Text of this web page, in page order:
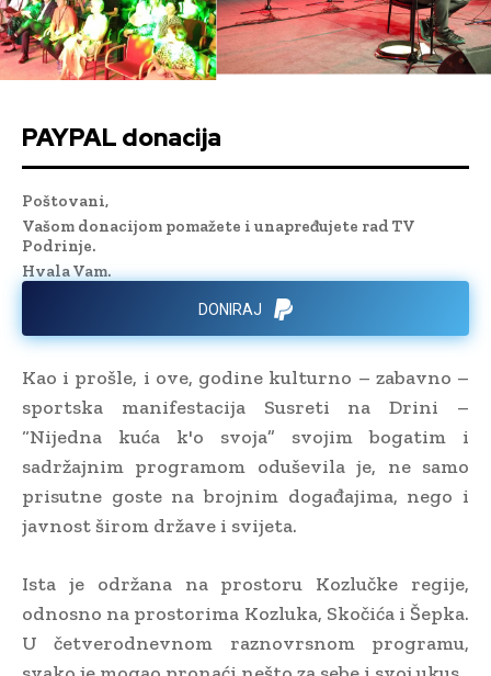
PAYPAL donacija
Poštovani,
Vašom donacijom pomažete i unapređujete rad TV
Podrinje.
Hvala Vam.
DONIRAJ
Kao i prošle, i ove, godine kulturno – zabavno –
sportska manifestacija Susreti na Drini –
“Nijedna kuća k'o svoja” svojim bogatim i
sadržajnim programom oduševila je, ne samo
prisutne goste na brojnim događajima, nego i
javnost širom države i svijeta.
Ista je održana na prostoru Kozlučke regije,
odnosno na prostorima Kozluka, Skočića i Šepka.
U četverodnevnom raznovrsnom programu,